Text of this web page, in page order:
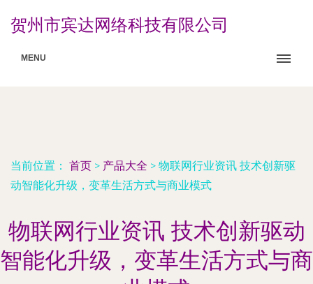
贺州市宾达网络科技有限公司
MENU
当前位置： 首页 > 产品大全 > 物联网行业资讯 技术创新驱
动智能化升级，变革生活方式与商业模式
物联网行业资讯 技术创新驱动
智能化升级，变革生活方式与商